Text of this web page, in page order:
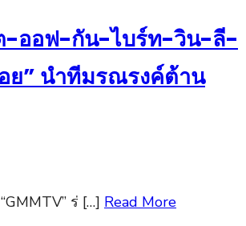
-ออฟ-กัน-ไบร์ท-วิน-ลี-
” นำทีมรณรงค์ต้าน
ร่ […] Read More